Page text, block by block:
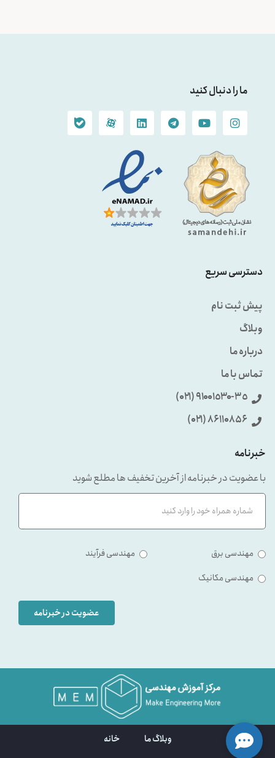
ما را دنبال کنید
دسترسی سریع
پیش ثبت نام
وبلاگ
درباره ما
تماس با ما
٩۱۰۰۱٥۳۰-۳٥ (۰۲۱)
86110856 (۰۲۱)
خبرنامه
با عضویت در خبرنامه از آخرین تخفیف ها مطلع شوید
مهندسی برق
مهندسی فرآیند
مهندسی مکانیک
عضویت در خبرنامه
وبلاگ ما خانه